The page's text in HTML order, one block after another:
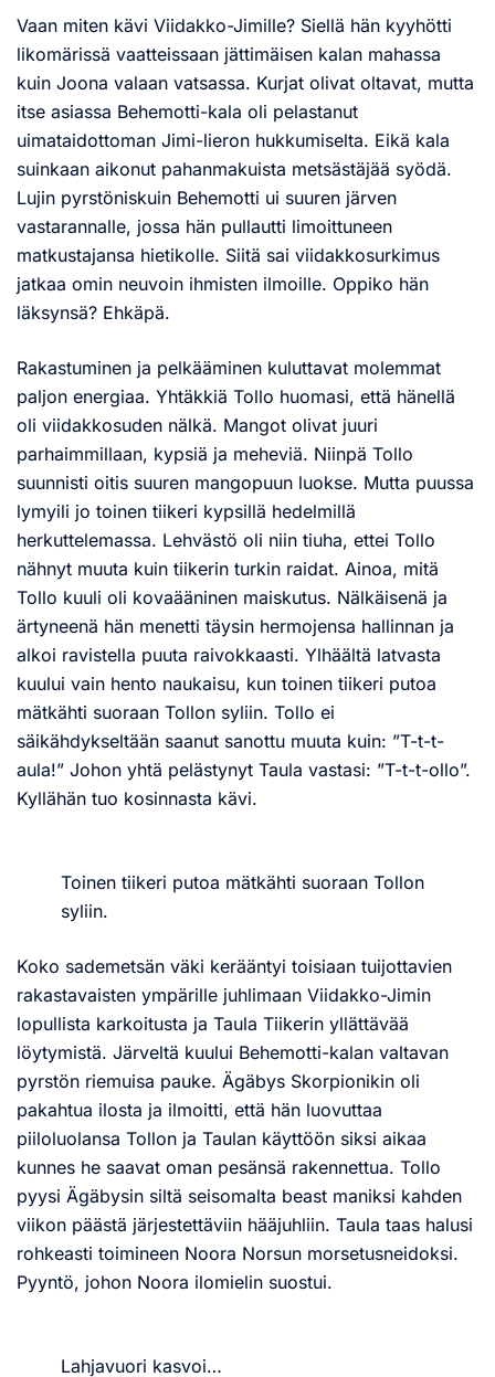
Vaan miten kävi Viidakko-Jimille? Siellä hän kyyhötti
likomärissä vaatteissaan jättimäisen kalan mahassa
kuin Joona valaan vatsassa. Kurjat olivat oltavat, mutta
itse asiassa Behemotti-kala oli pelastanut
uimataidottoman Jimi-lieron hukkumiselta. Eikä kala
suinkaan aikonut pahanmakuista metsästäjää syödä.
Lujin pyrstöniskuin Behemotti ui suuren järven
vastarannalle, jossa hän pullautti limoittuneen
matkustajansa hietikolle. Siitä sai viidakkosurkimus
jatkaa omin neuvoin ihmisten ilmoille. Oppiko hän
läksynsä? Ehkäpä.
Rakastuminen ja pelkääminen kuluttavat molemmat
paljon energiaa. Yhtäkkiä Tollo huomasi, että hänellä
oli viidakkosuden nälkä. Mangot olivat juuri
parhaimmillaan, kypsiä ja meheviä. Niinpä Tollo
suunnisti oitis suuren mangopuun luokse. Mutta puussa
lymyili jo toinen tiikeri kypsillä hedelmillä
herkuttelemassa. Lehvästö oli niin tiuha, ettei Tollo
nähnyt muuta kuin tiikerin turkin raidat. Ainoa, mitä
Tollo kuuli oli kovaääninen maiskutus. Nälkäisenä ja
ärtyneenä hän menetti täysin hermojensa hallinnan ja
alkoi ravistella puuta raivokkaasti. Ylhäältä latvasta
kuului vain hento naukaisu, kun toinen tiikeri putoa
mätkähti suoraan Tollon syliin. Tollo ei
säikähdykseltään saanut sanottu muuta kuin: ”T-t-t-
aula!” Johon yhtä pelästynyt Taula vastasi: ”T-t-t-ollo”.
Kyllähän tuo kosinnasta kävi.
Toinen tiikeri putoa mätkähti suoraan Tollon
syliin.
Koko sademetsän väki kerääntyi toisiaan tuijottavien
rakastavaisten ympärille juhlimaan Viidakko-Jimin
lopullista karkoitusta ja Taula Tiikerin yllättävää
löytymistä. Järveltä kuului Behemotti-kalan valtavan
pyrstön riemuisa pauke. Ägäbys Skorpionikin oli
pakahtua ilosta ja ilmoitti, että hän luovuttaa
piiloluolansa Tollon ja Taulan käyttöön siksi aikaa
kunnes he saavat oman pesänsä rakennettua. Tollo
pyysi Ägäbysin siltä seisomalta beast maniksi kahden
viikon päästä järjestettäviin hääjuhliin. Taula taas halusi
rohkeasti toimineen Noora Norsun morsetusneidoksi.
Pyyntö, johon Noora ilomielin suostui.
Lahjavuori kasvoi…